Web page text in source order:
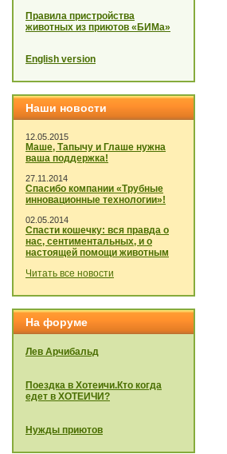
Правила пристройства
животных из приютов «БИМа»
English version
Наши новости
12.05.2015
Маше, Тапычу и Глаше нужна
ваша поддержка!
27.11.2014
Спасибо компании «Трубные
инновационные технологии»!
02.05.2014
Спасти кошечку: вся правда о
нас, сентиментальных, и о
настоящей помощи животным
Читать все новости
На форуме
Лев Арчибальд
Поездка в Хотеичи.Кто когда
едет в ХОТЕИЧИ?
Нужды приютов